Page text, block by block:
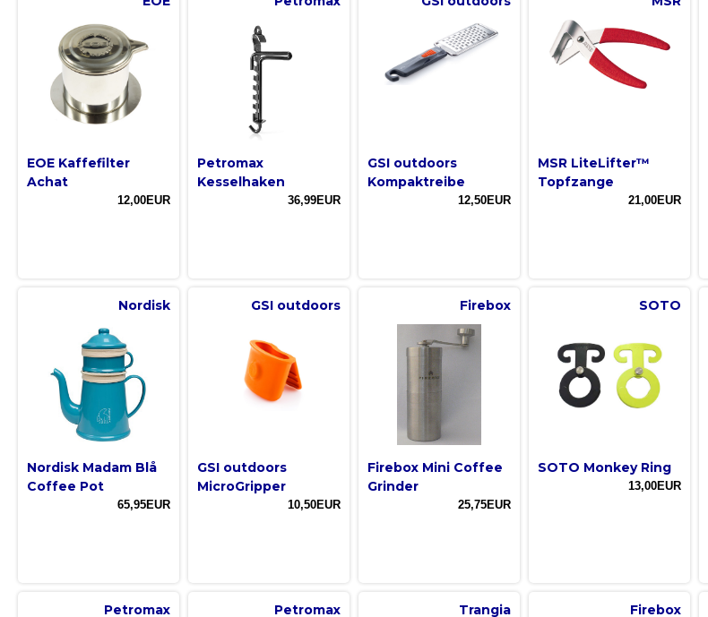
EOE Kaffefilter
Achat
12,00EUR
Petromax
Kesselhaken
36,99EUR
GSI outdoors
Kompaktreibe
12,50EUR
MSR LiteLifter™
Topfzange
21,00EUR
Nordisk
Nordisk Madam Blå
Coffee Pot
65,95EUR
GSI outdoors
GSI outdoors
MicroGripper
10,50EUR
Firebox
Firebox Mini Coffee
Grinder
25,75EUR
SOTO
SOTO Monkey Ring
13,00EUR
Petromax Petromax Trangia Firebox